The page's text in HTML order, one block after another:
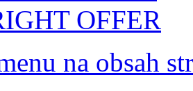
OFFER
na obsah